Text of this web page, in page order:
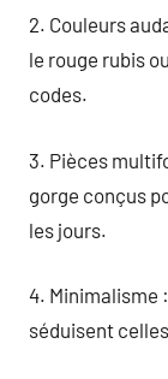
2. Couleurs
le rouge rubis
codes.
3. Pièces
gorge conçus
les jours.
4. Minimalisme
séduisent